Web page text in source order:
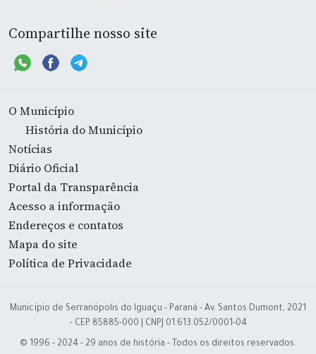
Compartilhe nosso site
O Município
História do Município
Notícias
Diário Oficial
Portal da Transparência
Acesso a informação
Endereços e contatos
Mapa do site
Política de Privacidade
Município de Serranópolis do Iguaçu - Paraná - Av. Santos Dumont, 2021
- CEP 85885-000 | CNPJ 01.613.052/0001-04
© 1996 - 2024 - 29 anos de história - Todos os direitos reservados.